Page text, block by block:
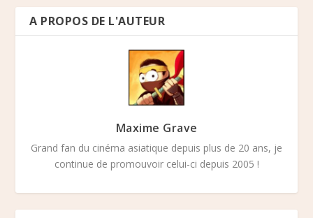
A PROPOS DE L'AUTEUR
Maxime Grave
Grand fan du cinéma asiatique depuis plus de 20 ans, je
continue de promouvoir celui-ci depuis 2005 !